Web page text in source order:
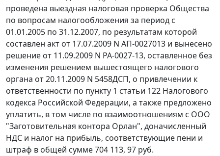
проведена выездная налоговая проверка Общества
по вопросам налогообложения за период с
01.01.2005 по 31.12.2007, по результатам которой
составлен акт от 17.07.2009 N АП-0027013 и вынесено
решение от 11.09.2009 N РА-0027-13, оставленное без
изменения решением вышестоящего налогового
органа от 20.11.2009 N 5458ДСП, о привлечении к
ответственности по пункту 1 статьи 122 Налогового
кодекса Российской Федерации, а также предложено
уплатить, в том числе по взаимоотношениям с ООО
"Заготовительная контора Орлан", доначисленный
НДС и налог на прибыль, соответствующие пени и
штраф в общей сумме 704 113, 97 руб.